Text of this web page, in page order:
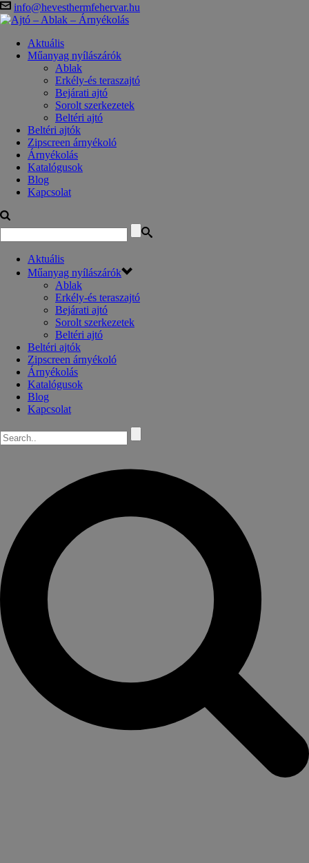
info@hevesthermfehervar.hu
Aktuális
Műanyag nyílászárók
Ablak
Erkély-és teraszajtó
Bejárati ajtó
Sorolt szerkezetek
Beltéri ajtó
Beltéri ajtók
Zipscreen árnyékoló
Árnyékolás
Katalógusok
Blog
Kapcsolat
Aktuális
Műanyag nyílászárók
Ablak
Erkély-és teraszajtó
Bejárati ajtó
Sorolt szerkezetek
Beltéri ajtó
Beltéri ajtók
Zipscreen árnyékoló
Árnyékolás
Katalógusok
Blog
Kapcsolat